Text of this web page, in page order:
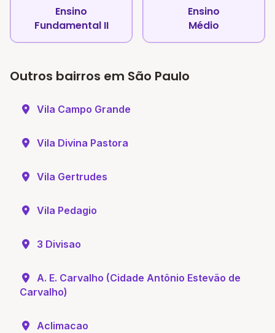
Ensino
Fundamental II
Ensino
Médio
Outros bairros em São Paulo
Vila Campo Grande
Vila Divina Pastora
Vila Gertrudes
Vila Pedagio
3 Divisao
A. E. Carvalho (Cidade Antônio Estevão de
Carvalho)
Aclimacao